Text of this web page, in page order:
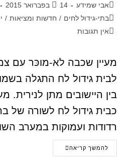
אבי שמידע
14 בפברואר 2015
בתי-גידול לחים / חדשות ומציאות /
אין תגובות
מעיין שכבה לא-מוכּר עם
לבית גידול לח התגלה
בין היישובים מתן לנירית.
כבית גידול לח לשורה של
רדודות ועמוקות במערב
להמשך קריאה